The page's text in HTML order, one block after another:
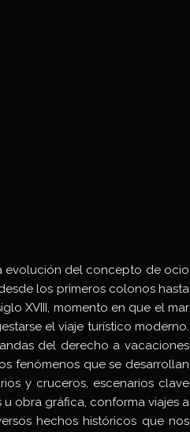
evolución del concepto de ocio
los primeros colonos hasta
XVIII, momento en que el mar
el viaje turístico moderno.
del derecho a vacaciones
fenómenos que se desarrollan
y cruceros, escenarios clave
u obra gráfica, conforma viajes a
hechos históricos que nos